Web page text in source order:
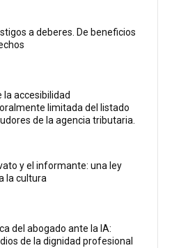
a deberes. De beneficios
la accesibilidad
limitada del listado
de la agencia tributaria.
y el informante: una ley
la cultura
del abogado ante la IA:
de la dignidad profesional